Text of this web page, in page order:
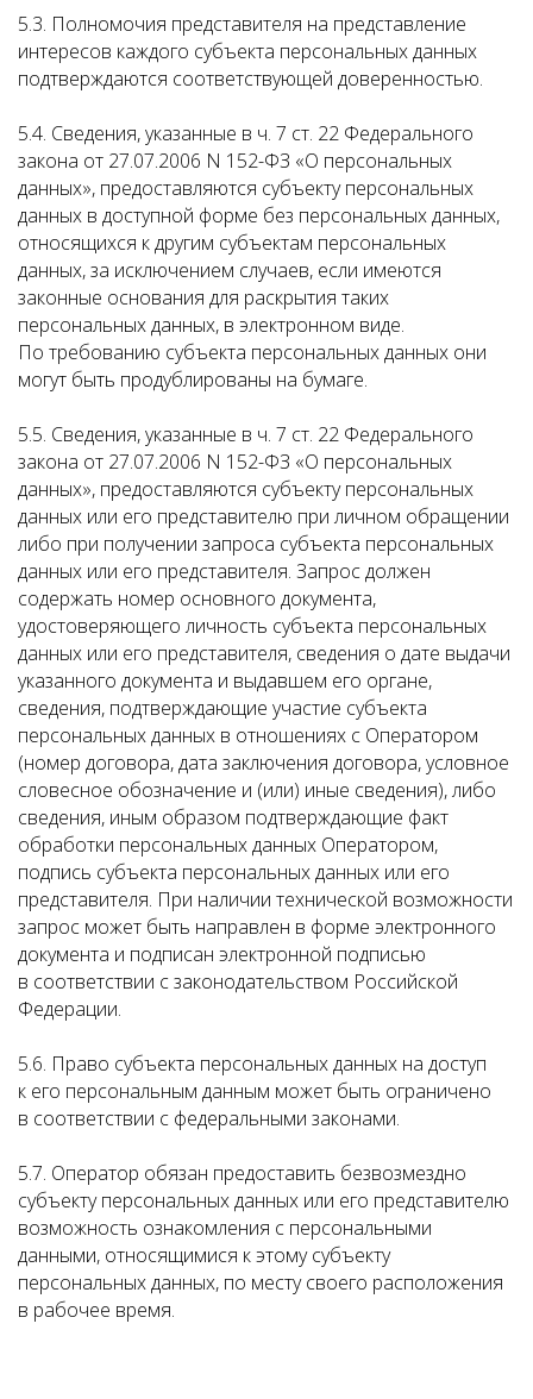
5.3. Полномочия представителя на представление
интересов каждого субъекта персональных данных
подтверждаются соответствующей доверенностью.
5.4. Сведения, указанные в ч. 7 ст. 22 Федерального
закона от 27.07.2006 N 152-ФЗ «О персональных
данных», предоставляются субъекту персональных
данных в доступной форме без персональных данных,
относящихся к другим субъектам персональных
данных, за исключением случаев, если имеются
законные основания для раскрытия таких
персональных данных, в электронном виде.
По требованию субъекта персональных данных они
могут быть продублированы на бумаге.
5.5. Сведения, указанные в ч. 7 ст. 22 Федерального
закона от 27.07.2006 N 152-ФЗ «О персональных
данных», предоставляются субъекту персональных
данных или его представителю при личном обращении
либо при получении запроса субъекта персональных
данных или его представителя. Запрос должен
содержать номер основного документа,
удостоверяющего личность субъекта персональных
данных или его представителя, сведения о дате выдачи
указанного документа и выдавшем его органе,
сведения, подтверждающие участие субъекта
персональных данных в отношениях с Оператором
(номер договора, дата заключения договора, условное
словесное обозначение и (или) иные сведения), либо
сведения, иным образом подтверждающие факт
обработки персональных данных Оператором,
подпись субъекта персональных данных или его
представителя. При наличии технической возможности
запрос может быть направлен в форме электронного
документа и подписан электронной подписью
в соответствии с законодательством Российской
Федерации.
5.6. Право субъекта персональных данных на доступ
к его персональным данным может быть ограничено
в соответствии с федеральными законами.
5.7. Оператор обязан предоставить безвозмездно
субъекту персональных данных или его представителю
возможность ознакомления с персональными
данными, относящимися к этому субъекту
персональных данных, по месту своего расположения
в рабочее время.